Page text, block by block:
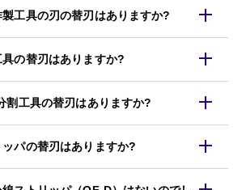
工具の刃の替刃はありますか?
の替刃はありますか?
割工具の替刃はありますか?
パの替刃はありますか?